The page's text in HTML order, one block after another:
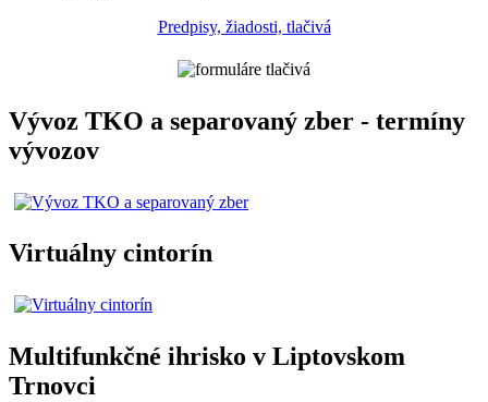
Predpisy, žiadosti, tlačivá
Vývoz TKO a separovaný zber - termíny
vývozov
Virtuálny cintorín
Multifunkčné ihrisko v Liptovskom
Trnovci